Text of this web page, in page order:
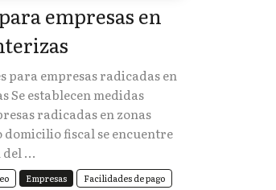
empresas en
para empresas radicadas en
Se establecen medidas
radicadas en zonas
fiscal se encuentre
del ...
Empresas Facilidades de pago